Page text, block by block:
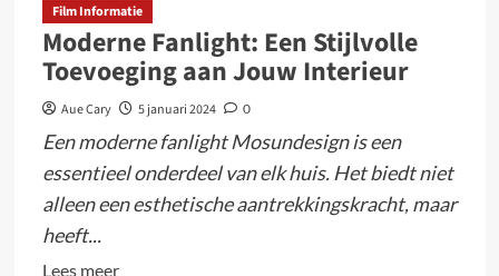
Film Informatie
Moderne Fanlight: Een Stijlvolle
Toevoeging aan Jouw Interieur
Aue Cary 5 januari 2024 0
Een moderne fanlight Mosundesign is een
essentieel onderdeel van elk huis. Het biedt niet
alleen een esthetische aantrekkingskracht, maar
heeft...
Lees meerLees